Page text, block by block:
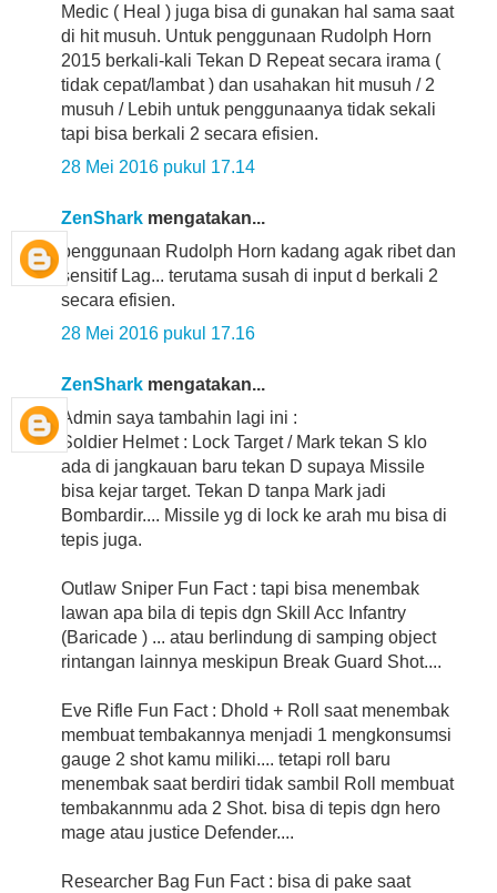
Medic ( Heal ) juga bisa di gunakan hal sama saat
di hit musuh. Untuk penggunaan Rudolph Horn
2015 berkali-kali Tekan D Repeat secara irama (
tidak cepat/lambat ) dan usahakan hit musuh / 2
musuh / Lebih untuk penggunaanya tidak sekali
tapi bisa berkali 2 secara efisien.
28 Mei 2016 pukul 17.14
ZenShark mengatakan...
penggunaan Rudolph Horn kadang agak ribet dan
sensitif Lag... terutama susah di input d berkali 2
secara efisien.
28 Mei 2016 pukul 17.16
ZenShark mengatakan...
Admin saya tambahin lagi ini :
Soldier Helmet : Lock Target / Mark tekan S klo
ada di jangkauan baru tekan D supaya Missile
bisa kejar target. Tekan D tanpa Mark jadi
Bombardir.... Missile yg di lock ke arah mu bisa di
tepis juga.
Outlaw Sniper Fun Fact : tapi bisa menembak
lawan apa bila di tepis dgn Skill Acc Infantry
(Baricade ) ... atau berlindung di samping object
rintangan lainnya meskipun Break Guard Shot....
Eve Rifle Fun Fact : Dhold + Roll saat menembak
membuat tembakannya menjadi 1 mengkonsumsi
gauge 2 shot kamu miliki.... tetapi roll baru
menembak saat berdiri tidak sambil Roll membuat
tembakannmu ada 2 Shot. bisa di tepis dgn hero
mage atau justice Defender....
Researcher Bag Fun Fact : bisa di pake saat